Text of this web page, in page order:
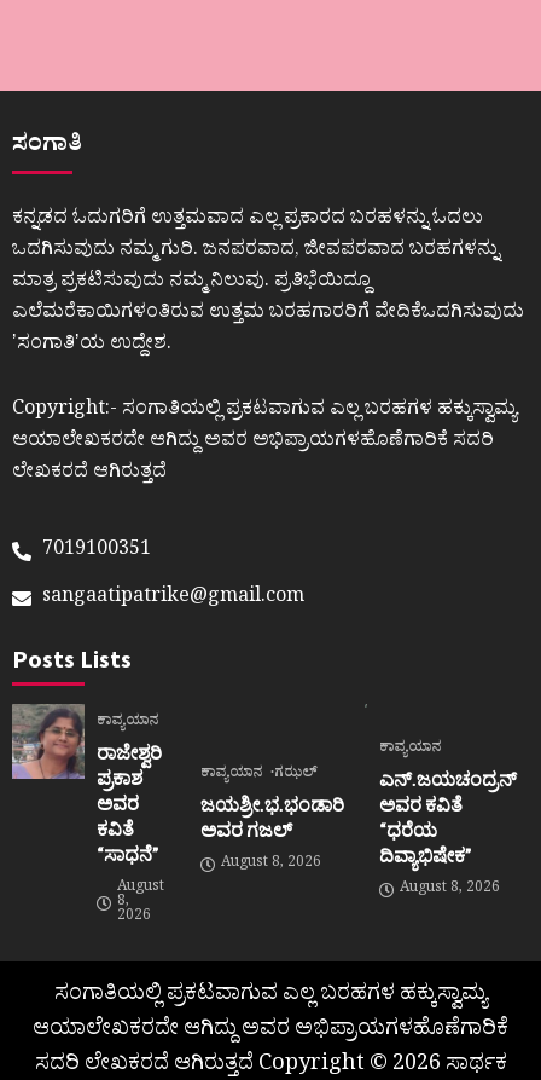
ಸಂಗಾತಿ
ಕನ್ನಡದ ಓದುಗರಿಗೆ ಉತ್ತಮವಾದ ಎಲ್ಲ ಪ್ರಕಾರದ ಬರಹಳನ್ನು ಓದಲು
ಒದಗಿಸುವುದು ನಮ್ಮ ಗುರಿ. ಜನಪರವಾದ, ಜೀವಪರವಾದ ಬರಹಗಳನ್ನು
ಮಾತ್ರ ಪ್ರಕಟಿಸುವುದು ನಮ್ಮ ನಿಲುವು. ಪ್ರತಿಭೆಯಿದ್ದೂ
ಎಲೆಮರೆಕಾಯಿಗಳಂತಿರುವ ಉತ್ತಮ ಬರಹಗಾರರಿಗೆ ವೇದಿಕೆಒದಗಿಸುವುದು
ʼಸಂಗಾತಿʼಯ ಉದ್ದೇಶ.
Copyright:- ಸಂಗಾತಿಯಲ್ಲಿ ಪ್ರಕಟವಾಗುವ ಎಲ್ಲ ಬರಹಗಳ ಹಕ್ಕುಸ್ವಾಮ್ಯ
ಆಯಾಲೇಖಕರದೇ ಆಗಿದ್ದು ಅವರ ಅಭಿಪ್ರಾಯಗಳಹೊಣೆಗಾರಿಕೆ ಸದರಿ
ಲೇಖಕರದೆ ಆಗಿರುತ್ತದೆ
7019100351
sangaatipatrike@gmail.com
Posts Lists
ಕಾವ್ಯಯಾನ
ರಾಜೇಶ್ವರಿ
ಪ್ರಕಾಶ
ಅವರ
ಕವಿತೆ
“ಸಾಧನೆ”
August
8,
2026
ಕಾವ್ಯಯಾನ ಗಝಲ್
ಜಯಶ್ರೀ.ಭ.ಭಂಡಾರಿ
ಅವರ ಗಜಲ್
August 8, 2026
ಕಾವ್ಯಯಾನ
ಎನ್.ಜಯಚಂದ್ರನ್
ಅವರ ಕವಿತೆ
“ಧರೆಯ
ದಿವ್ಯಾಭಿಷೇಕ”
August 8, 2026
ಸಂಗಾತಿಯಲ್ಲಿ ಪ್ರಕಟವಾಗುವ ಎಲ್ಲ ಬರಹಗಳ ಹಕ್ಕುಸ್ವಾಮ್ಯ
ಆಯಾಲೇಖಕರದೇ ಆಗಿದ್ದು ಅವರ ಅಭಿಪ್ರಾಯಗಳಹೊಣೆಗಾರಿಕೆ
ಸದರಿ ಲೇಖಕರದೆ ಆಗಿರುತ್ತದೆ Copyright © 2026 ಸಾರ್ಥಕ